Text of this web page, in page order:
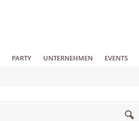
PARTY UNTERNEHMEN EVENTS